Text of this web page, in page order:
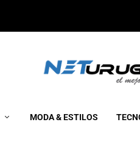
MODA & ESTILOS